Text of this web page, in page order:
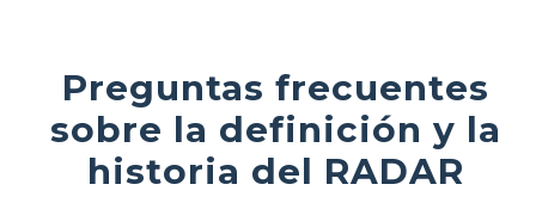
Preguntas frecuentes
sobre la definición y la
historia del RADAR